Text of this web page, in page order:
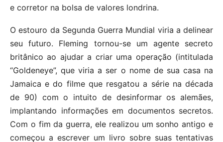
e corretor na bolsa de valores londrina.
O estouro da Segunda Guerra Mundial viria a delinear
seu futuro. Fleming tornou-se um agente secreto
britânico ao ajudar a criar uma operação (intitulada
“Goldeneye”, que viria a ser o nome de sua casa na
Jamaica e do filme que resgatou a série na década
de 90) com o intuito de desinformar os alemães,
implantando informações em documentos secretos.
Com o fim da guerra, ele realizou um sonho antigo e
começou a escrever um livro sobre suas tentativas